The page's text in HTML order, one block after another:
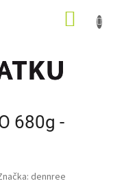
680g -
dennree